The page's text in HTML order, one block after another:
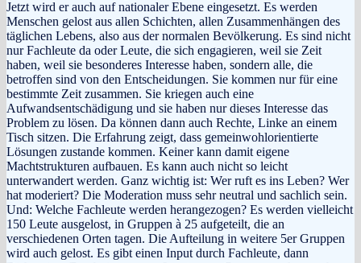
Jetzt wird er auch auf nationaler Ebene eingesetzt. Es werden
Menschen gelost aus allen Schichten, allen Zusammenhängen des
täglichen Lebens, also aus der normalen Bevölkerung. Es sind nicht
nur Fachleute da oder Leute, die sich engagieren, weil sie Zeit
haben, weil sie besonderes Interesse haben, sondern alle, die
betroffen sind von den Entscheidungen. Sie kommen nur für eine
bestimmte Zeit zusammen. Sie kriegen auch eine
Aufwandsentschädigung und sie haben nur dieses Interesse das
Problem zu lösen. Da können dann auch Rechte, Linke an einem
Tisch sitzen. Die Erfahrung zeigt, dass gemeinwohlorientierte
Lösungen zustande kommen. Keiner kann damit eigene
Machtstrukturen aufbauen. Es kann auch nicht so leicht
unterwandert werden. Ganz wichtig ist: Wer ruft es ins Leben? Wer
hat moderiert? Die Moderation muss sehr neutral und sachlich sein.
Und: Welche Fachleute werden herangezogen? Es werden vielleicht
150 Leute ausgelost, in Gruppen à 25 aufgeteilt, die an
verschiedenen Orten tagen. Die Aufteilung in weitere 5er Gruppen
wird auch gelost. Es gibt einen Input durch Fachleute, dann